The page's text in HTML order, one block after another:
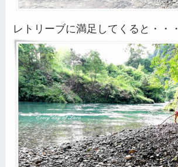
レトリーブに満足してくると・・・